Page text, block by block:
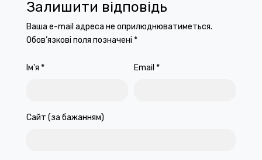
Залишити відповідь
Ваша e-mail адреса не оприлюднюватиметься.
Обов’язкові поля позначені *
Ім'я * Email *
Сайт (за бажанням)